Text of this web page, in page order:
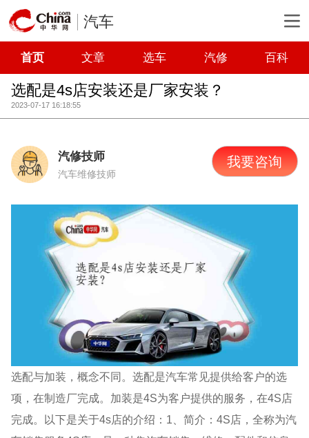
汽车
首页 文章 选车 汽修 百科
选配是4s店安装还是厂家安装？
2023-07-17 16:18:55
汽修技师
汽车维修技师
我要咨询
选配与加装，概念不同。选配是汽车常见提供给客户的选
项，在制造厂完成。加装是4S为客户提供的服务，在4S店
完成。以下是关于4s店的介绍：1、简介：4S店，全称为汽